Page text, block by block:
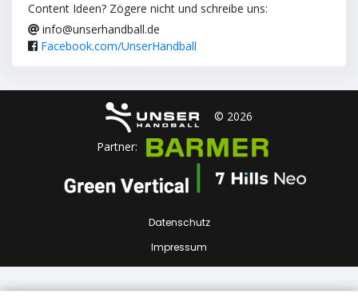
Content Ideen? Zögere nicht und schreibe uns:
info@unserhandball.de
Facebook.com/UnserHandball
© 2026
Partner:
Datenschutz
Impressum